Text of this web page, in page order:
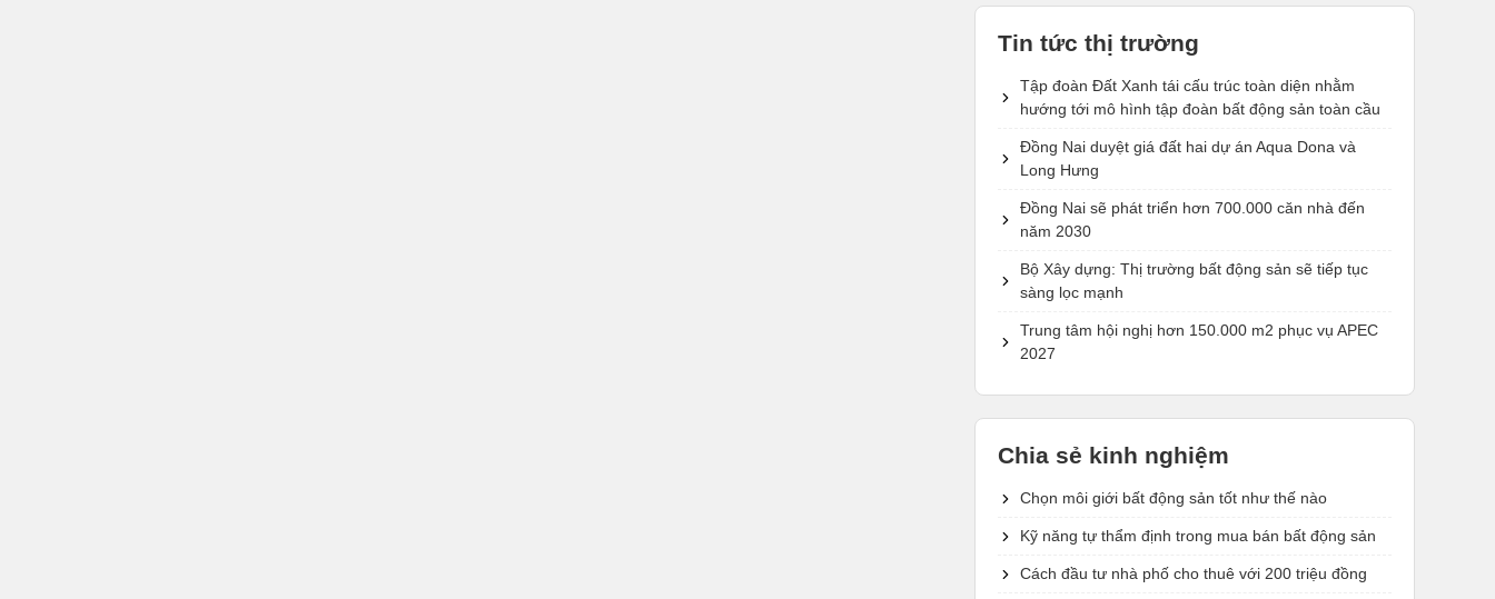
Tin tức thị trường
Tập đoàn Đất Xanh tái cấu trúc toàn diện nhằm
hướng tới mô hình tập đoàn bất động sản toàn cầu
Đồng Nai duyệt giá đất hai dự án Aqua Dona và
Long Hưng
Đồng Nai sẽ phát triển hơn 700.000 căn nhà đến
năm 2030
Bộ Xây dựng: Thị trường bất động sản sẽ tiếp tục
sàng lọc mạnh
Trung tâm hội nghị hơn 150.000 m2 phục vụ APEC
2027
Chia sẻ kinh nghiệm
Chọn môi giới bất động sản tốt như thế nào
Kỹ năng tự thẩm định trong mua bán bất động sản
Cách đầu tư nhà phố cho thuê với 200 triệu đồng